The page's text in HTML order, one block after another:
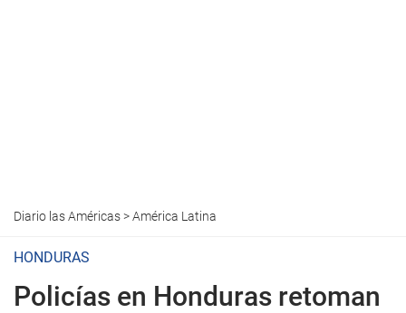
Diario las Américas>América Latina
HONDURAS
Policías en Honduras retoman